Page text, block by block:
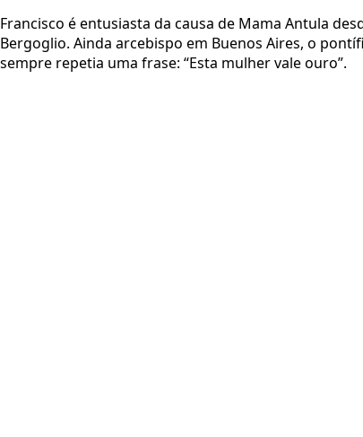
Francisco é entusiasta da causa de Mama Antula
Bergoglio. Ainda arcebispo em Buenos Aires, o
sempre repetia uma frase: “Esta mulher vale ouro”.